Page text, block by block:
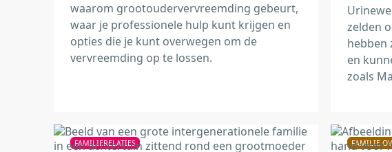
waarom grootoudervervreemding gebeurt,
waar je professionele hulp kunt krijgen en
opties die je kunt overwegen om de
vervreemding op te lossen.
zelden
hebben
en
zoals
FAMILIERELATIES FAMILIE